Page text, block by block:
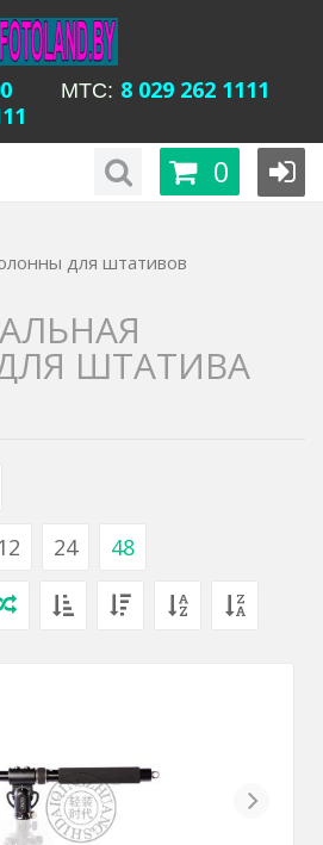
MTC: 8 029 262 1111
Уманская 54:будни с 15-00 до
00, вс вых
0
для штативов
ШТАТИВА
12 24 48
Next